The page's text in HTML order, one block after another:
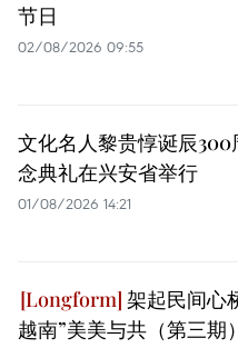
节日
02/08/2026 09:55
文化名人黎贵惇诞辰
念典礼在兴安省举行
01/08/2026 14:21
架起民间心
越南”美美与共（第三期）